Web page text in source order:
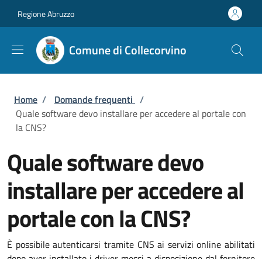
Regione Abruzzo
Comune di Collecorvino
Briciole di pane
Home / Domande frequenti /
Quale software devo installare per accedere al portale con
la CNS?
Quale software devo
installare per accedere al
portale con la CNS?
È possibile autenticarsi tramite CNS ai servizi online abilitati